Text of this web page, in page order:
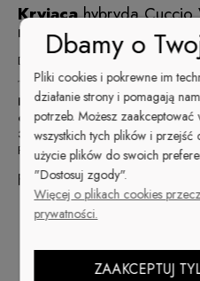
Kryjącahybryda
nr 6080
Dublin Emerald to olśniewająca,
Hybrydado paznokciIV
dni!
3 lata GWARANCJI !
Przy prawidłowym użytkowaniu
Formuła10FREE
noTriphenyl phosphate
Formaldehyde
Dbamy o
Pliki cookies i pokrewne im
działanie strony i pomagają
potrzeb. Możesz zaakceptować
wszystkich tych plików i przejść
użycie plików do swoich
"Dostosuj zgody".
Więcej o plikach cookies
prywatności.
ZAAKCEPTUJ